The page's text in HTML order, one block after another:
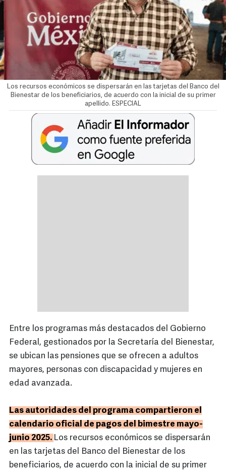
Los recursos económicos se dispersarán en las tarjetas del Banco del
Bienestar de los beneficiarios, de acuerdo con la inicial de su primer
apellido. ESPECIAL
Entre los programas más destacados del Gobierno
Federal, gestionados por la Secretaría del Bienestar,
se ubican las pensiones que se ofrecen a adultos
mayores, personas con discapacidad y mujeres en
edad avanzada.
Las autoridades del programa compartieron el
calendario oficial de pagos del bimestre mayo-
junio 2025. Los recursos económicos se dispersarán
en las tarjetas del Banco del Bienestar de los
beneficiarios, de acuerdo con la inicial de su primer